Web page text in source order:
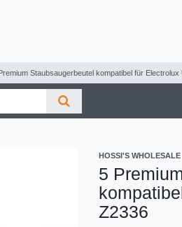
Staubsaugerbeutel kompatibel für
HOSSI'S WHOLESALE
5
Z2336